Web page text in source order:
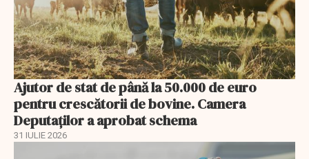
Ajutor de stat de până la 50.000 de euro
pentru crescătorii de bovine. Camera
Deputaților a aprobat schema
31 IULIE 2026